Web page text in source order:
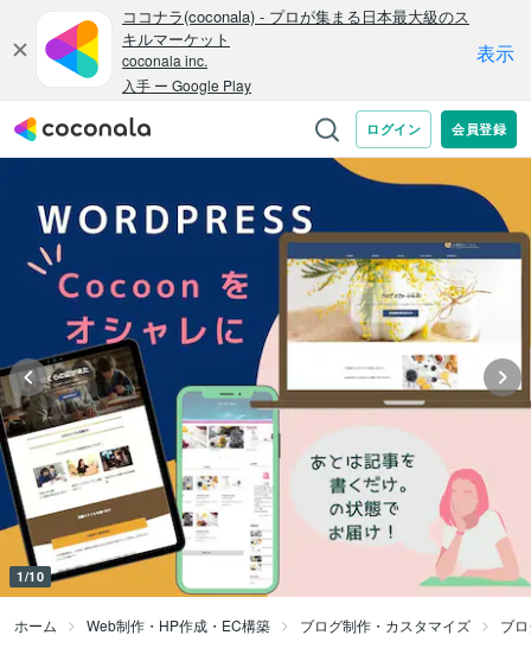
1/10
ホーム Web制作・HP作成・EC構築 ブログ制作・カスタマイズ ブ